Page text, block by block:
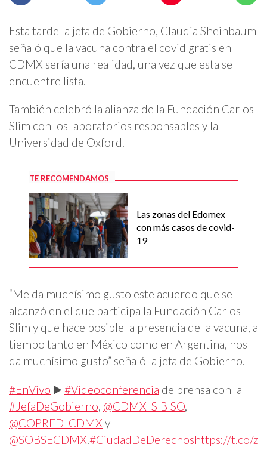
Esta tarde la jefa de Gobierno, Claudia Sheinbaum
señaló que la vacuna contra el covid gratis en
CDMX sería una realidad, una vez que esta se
encuentre lista.
También celebró la alianza de la Fundación Carlos
Slim con los laboratorios responsables y la
Universidad de Oxford.
TE RECOMENDAMOS
Las zonas del Edomex
con más casos de covid-
19
“Me da muchísimo gusto este acuerdo que se
alcanzó en el que participa la Fundación Carlos
Slim y que hace posible la presencia de la vacuna, a
tiempo tanto en México como en Argentina, nos
da muchísimo gusto” señaló la jefa de Gobierno.
#EnVivo ▶️ #Videoconferencia de prensa con la
#JefaDeGobierno, @CDMX_SIBISO,
@COPRED_CDMX y
@SOBSECDMX.#CiudadDeDerechoshttps://t.co/